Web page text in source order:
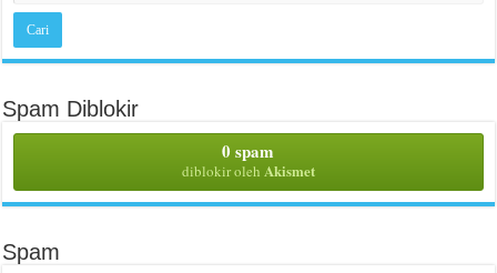
Spam Diblokir
0 spam
diblokir oleh Akismet
Spam